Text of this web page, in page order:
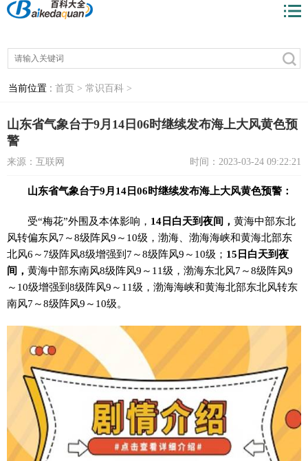
当前位置 : 首页 > 常识百科 >
山东省气象台于9月14日06时继续发布海上大风黄色预
警
来源：互联网 时间：2023-03-24 09:22:21
山东省气象台于9月14日06时继续发布海上大风黄色预警：
受“梅花”外围及本体影响， 14日白天到夜间，黄海中部东北
风转偏东风7～8级阵风9～10级，渤海、渤海海峡和黄海北部东
北风6～7级阵风8级增强到7～8级阵风9～10级； 15日白天到夜
间， 黄海中部东南风8级阵风9～11级，渤海东北风7～8级阵风9
～10级增强到8级阵风9～11级，渤海海峡和黄海北部东北风转东
南风7～8级阵风9～10级。